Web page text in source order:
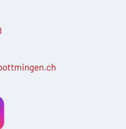
ttm ng n ch